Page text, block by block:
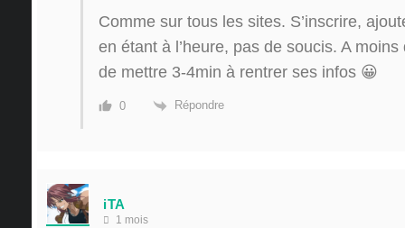
Comme sur tous les sites. S’inscrire,
en étant à l’heure, pas de soucis. A moins
de mettre 3-4min à rentrer ses infos 😀
0 Répondre
iTA
1 mois